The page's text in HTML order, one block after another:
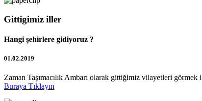
Gittigimiz iller
Hangi şehirlere gidiyoruz ?
01.02.2019
Zaman Taşımacılık Ambarı olarak gittiğimiz vilayetleri görmek
Buraya Tıklayın